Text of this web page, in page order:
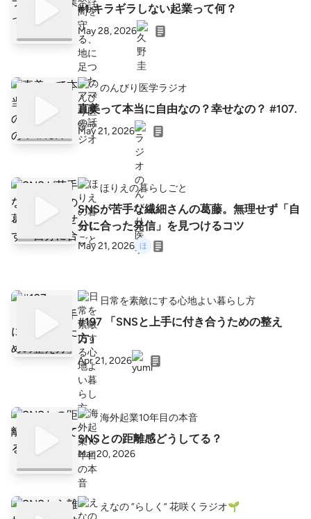
#1 キラギラしない起業って何？
May 28, 2026
のんびり医学ラジオ
直美って本当に自由なの？幸せなの？ #107.
May 21, 2026
ほりえの暮らしごと
SNSが苦手な繊細さんの葛藤。無理せず「自
分に合った発信」を見つけるコツ
May 21, 2026
日常を素敵にする心地よい暮らし方
#197 「SNSと上手に付き合うための整え
方」
Apr 21, 2026
海外起業10年目の本音
SNSとの距離感どうしてる？
Mar 20, 2026
えなの ”らしく” 花咲くラジオ🌱